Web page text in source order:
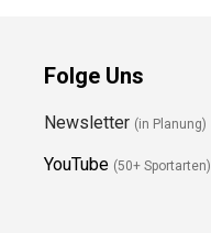
Folge Uns
Newsletter (in Planung)
YouTube (50+ Sportarten)